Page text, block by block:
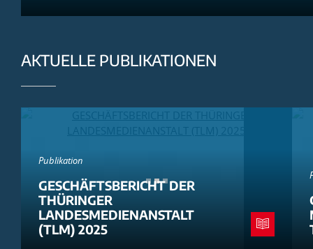
AKTUELLE PUBLIKATIONEN
Publikation
GESCHÄFTSBERICHT DER
THÜRINGER
LANDESMEDIENANSTALT
(TLM) 2025